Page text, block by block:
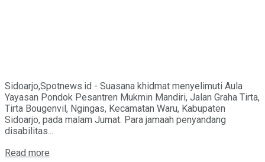
Sidoarjo,Spotnews.id - Suasana khidmat menyelimuti Aula
Yayasan Pondok Pesantren Mukmin Mandiri, Jalan Graha Tirta,
Tirta Bougenvil, Ngingas, Kecamatan Waru, Kabupaten
Sidoarjo, pada malam Jumat. Para jamaah penyandang
disabilitas...
Read more